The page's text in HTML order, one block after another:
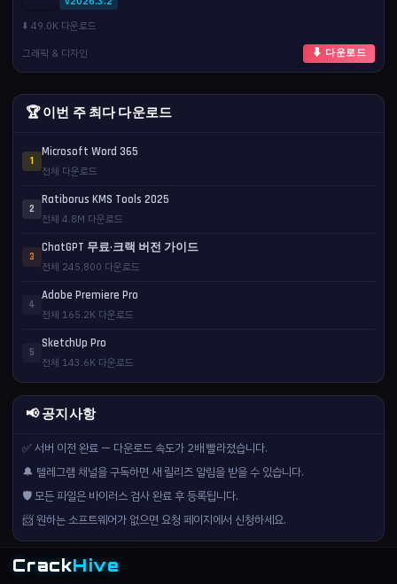
⬇️ 49.0K 다운로드
그래픽 & 디자인
⬇ 다운로드
🏆 이번 주 최다 다운로드
1
Microsoft Word 365
전체 다운로드
2
Ratiborus KMS Tools 2025
전체 4.8M 다운로드
3
ChatGPT 무료·크랙 버전 가이드
전체 245,800 다운로드
4
Adobe Premiere Pro
전체 165.2K 다운로드
5
SketchUp Pro
전체 143.6K 다운로드
📢 공지사항
✅ 서버 이전 완료 — 다운로드 속도가 2배 빨라졌습니다.
🔔 텔레그램 채널을 구독하면 새 릴리즈 알림을 받을 수 있습니다.
🛡️ 모든 파일은 바이러스 검사 완료 후 등록됩니다.
📨 원하는 소프트웨어가 없으면 요청 페이지에서 신청하세요.
CrackHive